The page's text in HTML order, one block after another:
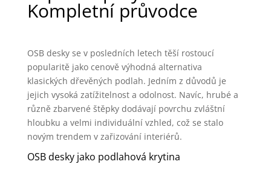
Kompletní průvodce
OSB desky se v posledních letech těší rostoucí
popularitě jako cenově výhodná alternativa
klasických dřevěných podlah. Jedním z důvodů je
jejich vysoká zatížitelnost a odolnost. Navíc, hrubé a
různě zbarvené štěpky dodávají povrchu zvláštní
hloubku a velmi individuální vzhled, což se stalo
novým trendem v zařizování interiérů.
OSB desky jako podlahová krytina